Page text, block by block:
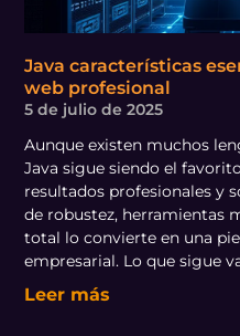
Java características
web profesional
5 de julio de 2025
Aunque existen muchos
Java sigue siendo el
resultados profesionales y
de robustez, herramientas
total lo convierte en una
empresarial. Lo que sigue
Leer más